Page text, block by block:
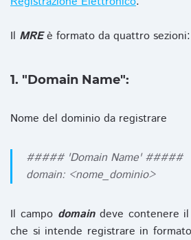
Il MREè formato da quattro sezioni:
1. "Domain Name":
Nome del dominio da registrare
##### 'Domain Name' #####
domain: <nome_dominio>
Il campo domaindeve contenere il
che si intende registrare in